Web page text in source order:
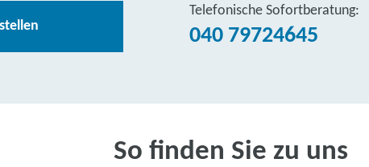
Telefonische Sofortberatung:
040 79724645
So finden Sie zu uns